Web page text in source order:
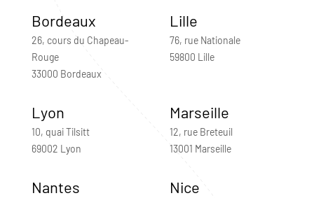
Bordeaux
26, cours du Chapeau-
Rouge
33000 Bordeaux
Lille
76, rue Nationale
59800 Lille
Lyon
10, quai Tilsitt
69002 Lyon
Marseille
12, rue Breteuil
13001 Marseille
Nantes Nice